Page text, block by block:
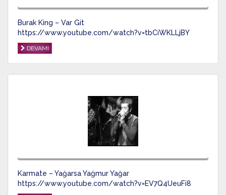
Burak King – Var Git
https://www.youtube.com/watch?v=tbCiWKLLjBY
DEVAMI
Karmate – Yağarsa Yağmur Yağar
https://www.youtube.com/watch?v=EV7Q4UeuFi8